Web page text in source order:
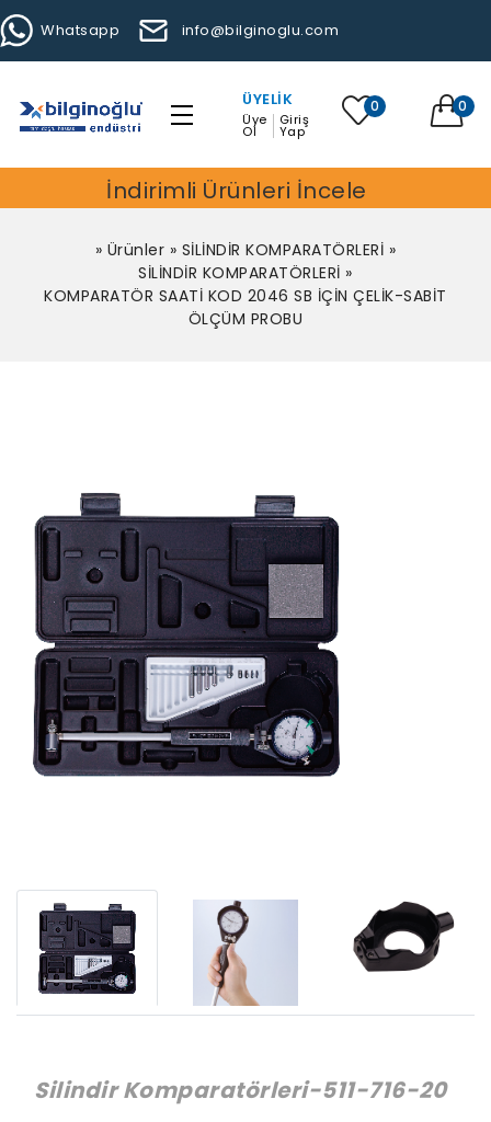
Whatsapp info@bilginoglu.com
ÜYELIK
Üye
Ol
Giriş
Yap
0 0
İndirimli Ürünleri İncele
» Ürünler » SİLİNDİR KOMPARATÖRLERİ »
SİLİNDİR KOMPARATÖRLERİ »
KOMPARATÖR SAATİ KOD 2046 SB İÇİN ÇELİK-SABİT
ÖLÇÜM PROBU
Silindir Komparatörleri-511-716-20